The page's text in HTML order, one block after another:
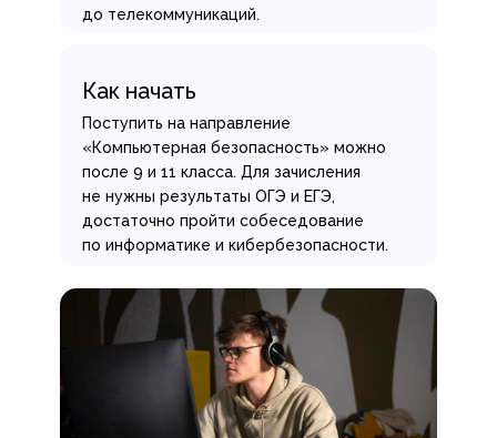
до телекоммуникаций.
Поступить на направление
«Компьютерная безопасность» можно
после 9 и 11 класса. Для зачисления
не нужны результаты ОГЭ и ЕГЭ,
достаточно пройти собеседование
по информатике и кибербезопасности.
Как начать